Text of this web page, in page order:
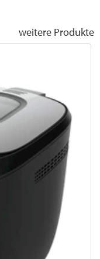
weitere Produkte